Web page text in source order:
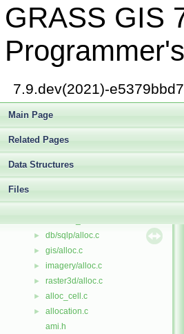
GRASS GIS
7.9.dev(2021)-e5379bbd7
Main Page
Related Pages
Data Structures
Files
► GRASS Segment Library
► GRASS Directed Graph Library
Todo List
Deprecated List
Bug List
Data Structures
▼ Files
▼ File List
► add_col.c
► add_elem.c
► address.c
► align_window.c
► db/sqlp/alloc.c
► gis/alloc.c
► imagery/alloc.c
► raster3d/alloc.c
► alloc_cell.c
►
allocation.c
ami.h